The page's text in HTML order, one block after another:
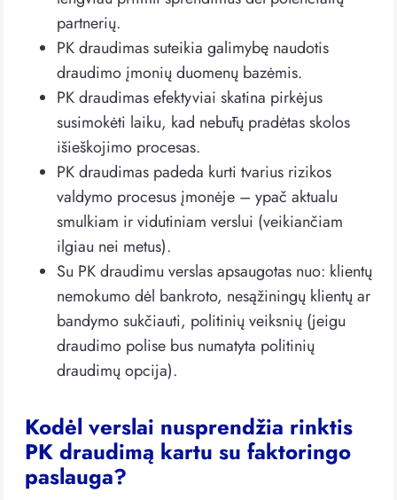
partnerių.
PK draudimas suteikia galimybę naudotis
draudimo įmonių duomenų bazėmis.
PK draudimas efektyviai skatina pirkėjus
susimokėti laiku, kad nebūtų pradėtas skolos
išieškojimo procesas.
PK draudimas padeda kurti tvarius rizikos
valdymo procesus įmonėje – ypač aktualu
smulkiam ir vidutiniam verslui (veikiančiam
ilgiau nei metus).
Su PK draudimu verslas apsaugotas nuo: klientų
nemokumo dėl bankroto, nesąžiningų klientų ar
bandymo sukčiauti, politinių veiksnių (jeigu
draudimo polise bus numatyta politinių
draudimų opcija).
Kodėl verslai nusprendžia rinktis
PK draudimą kartu su faktoringo
paslauga?